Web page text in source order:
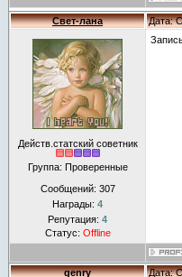
Свет-лана Дата:
Действ.статский советник
Группа: Проверенные
Сообщений: 307
Награды: 4
Репутация: 4
Статус: Offline
genry Дата: